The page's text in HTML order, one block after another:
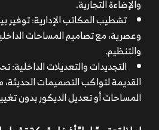
والإضاءة التجارية.
تشطيب المكاتب الإدارية: توفير
وعصرية، مع تصاميم المساحات
والتنظيم.
التجديدات والتعديلات الداخلية:
القديمة لتواكب التصميمات الحديثة،
المساحات أو تعديل الديكور بدون